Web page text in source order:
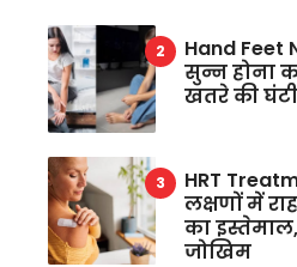
Hand Feet
सुन्न होना
खतरे की
HRT
लक्षणों में
का
जोखिम